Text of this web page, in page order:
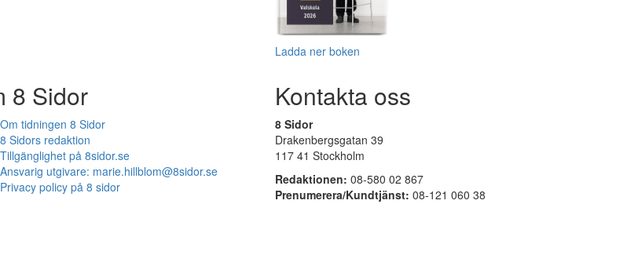
Ladda ner boken
8 Sidor
Om tidningen 8 Sidor
8 Sidors redaktion
Tillgänglighet på 8sidor.se
Ansvarig utgivare: marie.hillblom@8sidor.se
Privacy policy på 8 sidor
Kontakta oss
8 Sidor
Drakenbergsgatan 39
117 41 Stockholm
Redaktionen: 08-580 02 867
Prenumerera/Kundtjänst: 08-121 060 38